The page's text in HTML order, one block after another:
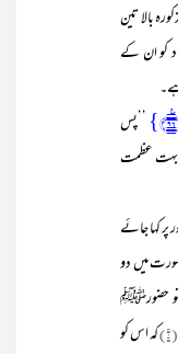
بالا تین
کو ان کے
’’پس
بہت عظمت
کہا جائے
میں دو
تو حضورﷺ
(۱) کہ اس کو